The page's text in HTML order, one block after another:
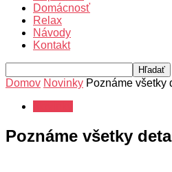
Domácnosť
Relax
Návody
Kontakt
Domov Novinky Poznáme všetky
Poznáme všetky